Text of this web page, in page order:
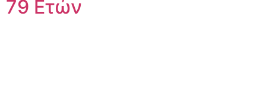
79 Ετών